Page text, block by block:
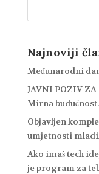
Najnoviji
Međunarodni
JAVNI POZIV ZA
Mirna
Objavljen
umjetnosti
Ako imaš tech
je program za